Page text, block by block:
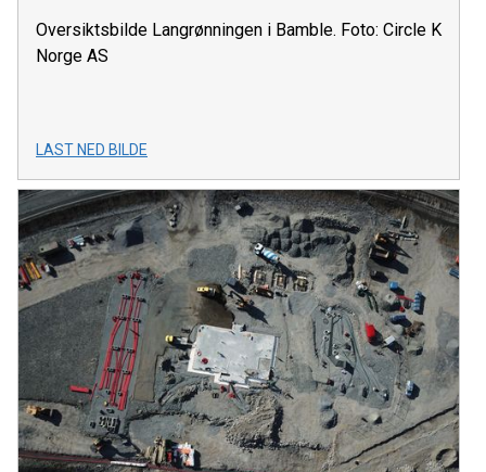
Oversiktsbilde Langrønningen i Bamble. Foto: Circle K
Norge AS
LAST NED BILDE